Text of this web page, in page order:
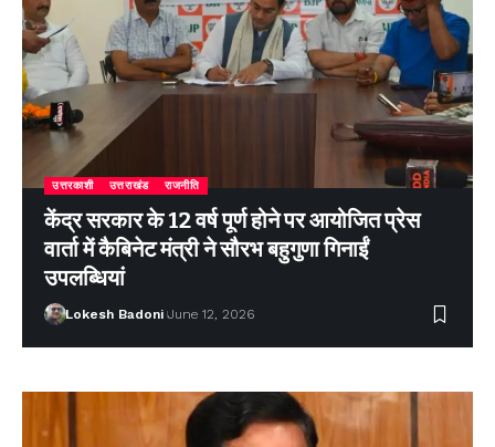
उत्तरकाशी उत्तराखंड राजनीति
केंद्र सरकार के 12 वर्ष पूर्ण होने पर आयोजित प्रेस
वार्ता में कैबिनेट मंत्री ने सौरभ बहुगुणा गिनाईं
उपलब्धियां
Lokesh Badoni June 12, 2026